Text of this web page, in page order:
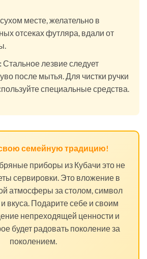
месте, желательно в
отсеках футляра, вдали от
Стальное лезвие следует
после мытья. Для чистки ручки
специальные средства.
семейную традицию!
приборы из Кубачи это не
сервировки. Это вложение в
атмосферы за столом, символ
вкуса. Подарите себе и своим
непреходящей ценности и
будет радовать поколение за
поколением.